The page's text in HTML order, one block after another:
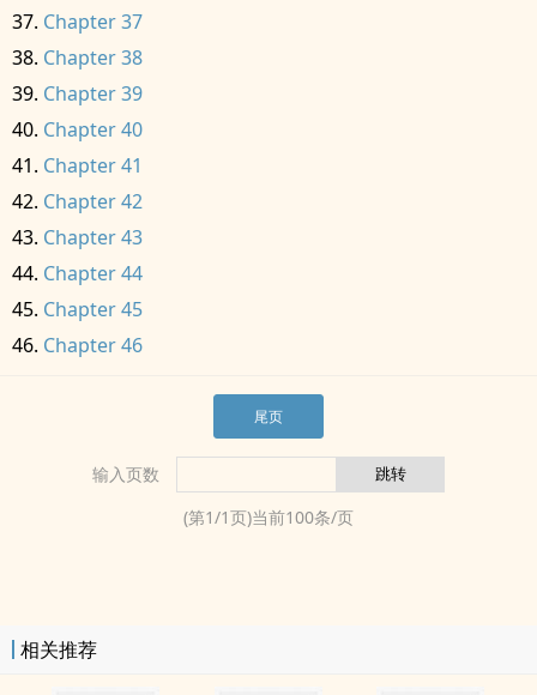
Chapter 37
Chapter 38
Chapter 39
Chapter 40
Chapter 41
Chapter 42
Chapter 43
Chapter 44
Chapter 45
Chapter 46
尾页
输入页数
(第1/1页)当前100条/页
相关推荐